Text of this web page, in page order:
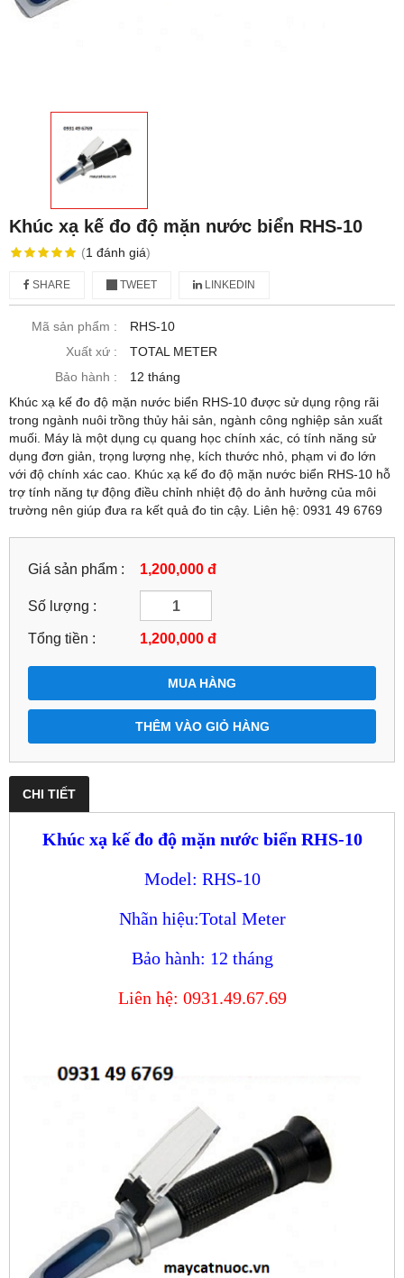
Khúc xạ kế đo độ mặn nước biển RHS-10
(1 đánh giá)
SHARE TWEET LINKEDIN
Mã sản phẩm :
RHS-10
Xuất xứ :
TOTAL METER
Bảo hành :
12 tháng
Khúc xạ kế đo độ mặn nước biển RHS-10 được sử dụng rộng rãi
trong ngành nuôi trồng thủy hải sản, ngành công nghiệp sản xuất
muối. Máy là một dụng cụ quang học chính xác, có tính năng sử
dụng đơn giản, trọng lượng nhẹ, kích thước nhỏ, phạm vi đo lớn
với độ chính xác cao. Khúc xạ kế đo độ mặn nước biển RHS-10 hỗ
trợ tính năng tự động điều chỉnh nhiệt độ do ảnh hưởng của môi
trường nên giúp đưa ra kết quả đo tin cậy. Liên hệ: 0931 49 6769
Giá sản phẩm : 1,200,000 đ
Số lượng :
Tổng tiền : 1,200,000 đ
MUA HÀNG
THÊM VÀO GIỎ HÀNG
CHI TIẾT
Khúc xạ kế đo độ mặn nước biển RHS-10
Model: RHS-10
Nhãn hiệu:Total Meter
Bảo hành: 12 tháng
Liên hệ: 0931.49.67.69